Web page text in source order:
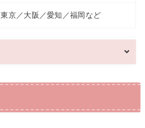
東京／大阪／愛知／福岡など